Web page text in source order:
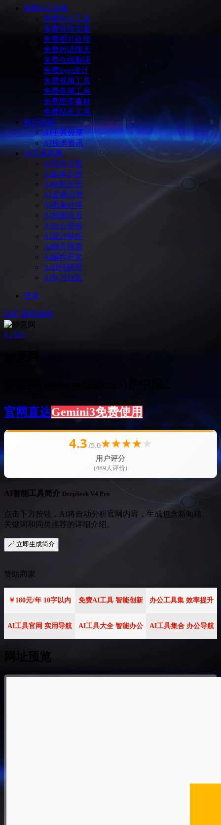
免费ai工具集
免费办公工具
免费写作文案
免费图片处理
免费对话聊天
免费在线翻译
免费logo设计
免费视频工具
免费音频工具
免费图库素材
免费站长工具
每日尝鲜
AI工具分享
AI技术资讯
Ai工具箱集
Ai写作文案
Ai媒体运营
Ai电商运营
AI直播运营
Ai图像处理
Ai视频语音
Ai办公提效
Ai设计制作
Ai聊天搜索
Ai编程开发
Ai训练模型
Ai学习社区
登录
首页 图库素材
0 2,603
妙意网(www.m1ok.com)是中国...
官网直达Gemini3免费使用
4.3/5.0★★★★★
用户评分
(489人评价)
AI智能工具简介 DeepSeek V4 Pro
点击下方按钮，AI将自动分析官网内容，生成包含新闻稿、
关键词和同类推荐的详细介绍。
🪄 立即生成简介
赞助商家
￥180元/年 10字以内 免费AI工具 智能创新 办公工具集 效率提升
AI工具官网 实用导航 AI工具大全 智能办公 AI工具集合 办公导航
网址预览